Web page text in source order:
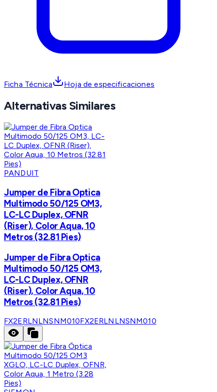
Ficha Técnica Hoja de especificaciones
Alternativas Similares
PANDUIT
Jumper de Fibra Optica
Multimodo 50/125 OM3,
LC-LC Duplex, OFNR
(Riser), Color Aqua, 10
Metros (32.81 Pies)
Jumper de Fibra Optica
Multimodo 50/125 OM3,
LC-LC Duplex, OFNR
(Riser), Color Aqua, 10
Metros (32.81 Pies)
FX2ERLNLNSNM010FX2ERLNLNSNM010